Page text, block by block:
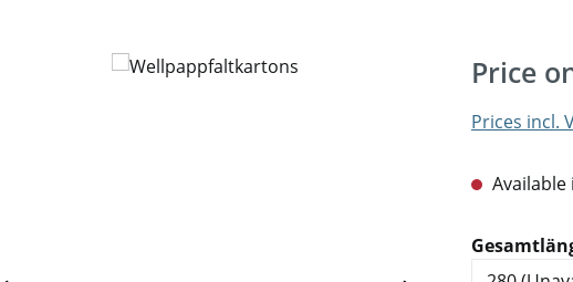
Price
Prices incl.
Available
Select